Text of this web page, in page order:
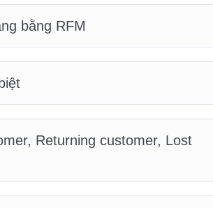
bằng RFM
Returning customer, Lost